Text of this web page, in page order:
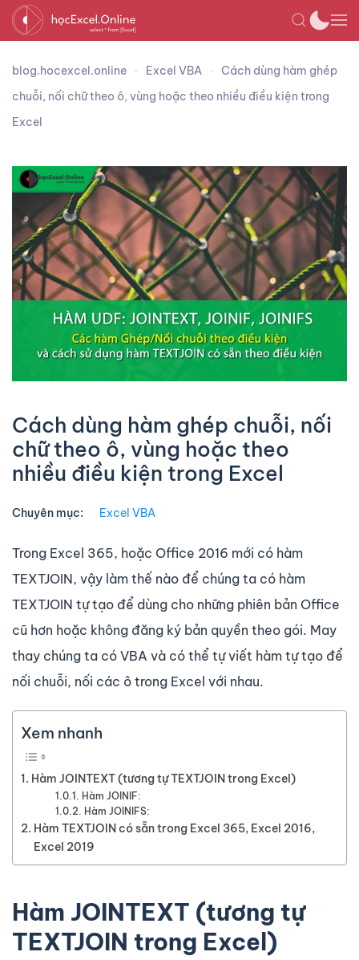
blog.hocexcel.online Excel VBA
Cách dùng hàm ghép
chuỗi, nối chữ theo ô, vùng hoặc theo nhiều điều kiện trong
Excel
Cách dùng hàm ghép chuỗi, nối
chữ theo ô, vùng hoặc theo
nhiều điều kiện trong Excel
Chuyên mục: Excel VBA
Trong Excel 365, hoặc Office 2016 mới có hàm
TEXTJOIN, vậy làm thế nào để chúng ta có hàm
TEXTJOIN tự tạo để dùng cho những phiên bản Office
cũ hơn hoặc không đăng ký bản quyền theo gói. May
thay chúng ta có VBA và có thể tự viết hàm tự tạo để
nối chuỗi, nối các ô trong Excel với nhau.
Xem nhanh
Hàm JOINTEXT (tương tự TEXTJOIN trong Excel)
Hàm JOINIF:
Hàm JOINIFS:
Hàm TEXTJOIN có sẵn trong Excel 365, Excel 2016,
Excel 2019
Hàm JOINTEXT (tương tự
TEXTJOIN trong Excel)